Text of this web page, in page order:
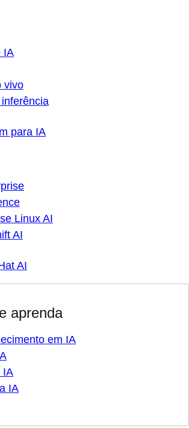
IA
vivo
para IA
Linux AI
AI
AI
aprenda
em IA
IA
IA